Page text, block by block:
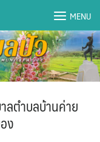
MENU
ลตำบลบ้านค่าย
ง